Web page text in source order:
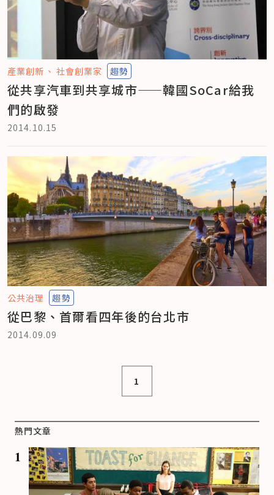
產業創新 社會創業家 趨勢
從共享汽車到共享城市——韓國SoCar給我
們的啟發
2014.10.15
公共治理 趨勢
從巴黎、首爾看四年後的台北市
2014.09.09
1
熱門文章
1